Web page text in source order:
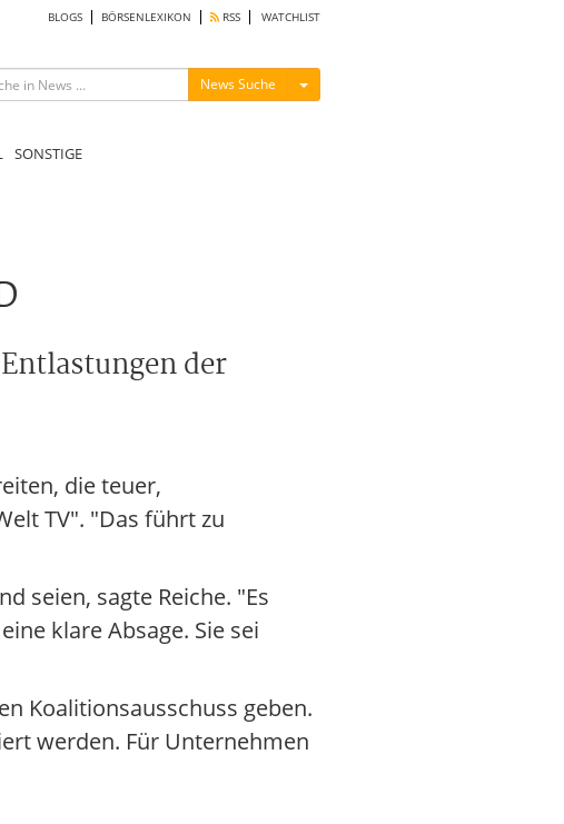
BLOGS BÖRSENLEXIKON RSS WATCHLIST
News Suche Menü ein-/ausblenden
SONSTIGE
der
die teuer,
TV". "Das führt zu
seien, sagte Reiche. "Es
klare Absage. Sie sei
Koalitionsausschuss geben.
werden. Für Unternehmen